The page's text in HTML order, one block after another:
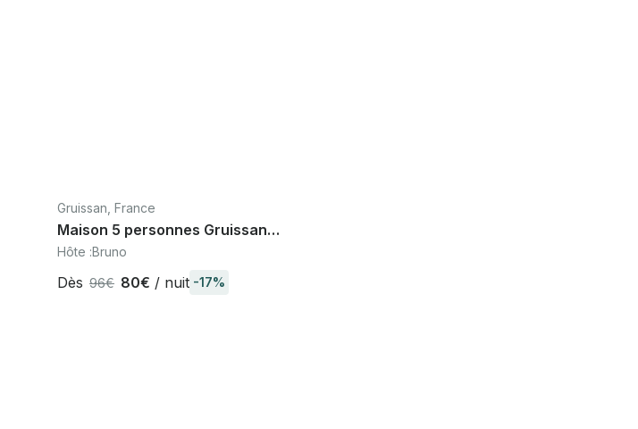
Gruissan, France
Maison 5 personnes Gruissan
Mateille avec petit jardin et terrasse
Hôte :Bruno
Dès 96€ 80€ / nuit -17%